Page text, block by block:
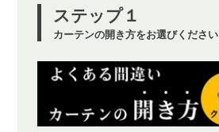
ステップ１
カーテンの開き方をお選びください